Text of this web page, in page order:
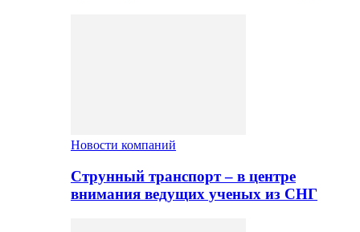
Новости компаний
Струнный транспорт – в центре
внимания ведущих ученых из СНГ